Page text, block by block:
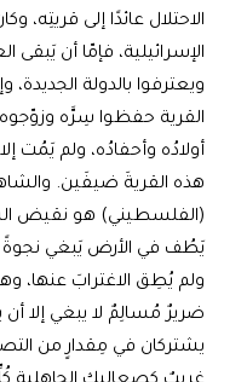
الاحتلال عائدًا إلى
الإسرائيلية، فإمّا أن
ويعترفوا بالدولة الجديدة،
القرية حفظوا سِرَّه
أولادُه وأحفادُه، ولم يَمُت
هذه القريةَ ضيفَين.
(الفلسطيني) هو نقيض
يَطُف في الأرض يَبغي نجوةً
ولم يُطِق الاغترابَ عنها،
ضريرٌ مُسالِمٌ لا يبغي إلا
يشتركان في مِقدارٍ من